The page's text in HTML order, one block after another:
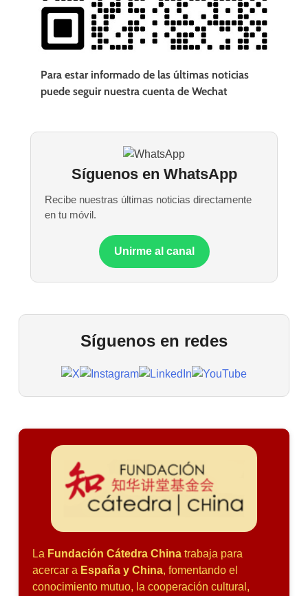
Para estar informado de las últimas noticias
puede seguir nuestra cuenta de Wechat
Síguenos en WhatsApp
Recibe nuestras últimas noticias directamente
en tu móvil.
Unirme al canal
Síguenos en redes
La Fundación Cátedra China trabaja para
acercar a España y China, fomentando el
conocimiento mutuo, la cooperación cultural,